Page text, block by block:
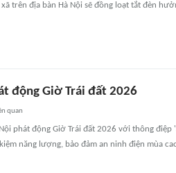
trên địa bàn Hà Nội sẽ đồng loạt tắt đèn
động Giờ Trái đất 2026
quan
phát động Giờ Trái đất 2026 với thông điệp
năng lượng, bảo đảm an ninh điện mùa